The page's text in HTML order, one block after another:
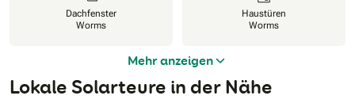
Dachfenster
Worms
Haustüren
Worms
Mehr anzeigen
Lokale Solarteure in der Nähe